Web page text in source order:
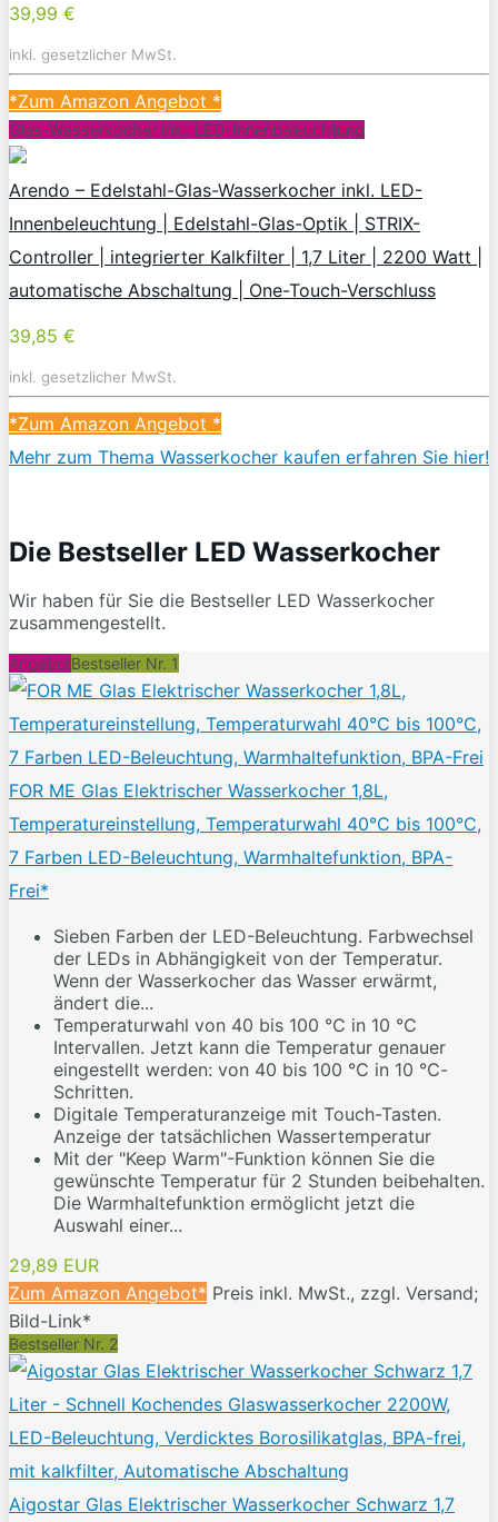
39,99 €
inkl. gesetzlicher MwSt.
*Zum Amazon Angebot *
Glas-Wasserkocher inkl. LED-Innenbeleuchtung
Arendo – Edelstahl-Glas-Wasserkocher inkl. LED-
Innenbeleuchtung | Edelstahl-Glas-Optik | STRIX-
Controller | integrierter Kalkfilter | 1,7 Liter | 2200 Watt |
automatische Abschaltung | One-Touch-Verschluss
39,85 €
inkl. gesetzlicher MwSt.
*Zum Amazon Angebot *
Mehr zum Thema Wasserkocher kaufen erfahren Sie hier!
Die Bestseller LED Wasserkocher
Wir haben für Sie die Bestseller LED Wasserkocher
zusammengestellt.
AngebotBestseller Nr. 1
FOR ME Glas Elektrischer Wasserkocher 1,8L,
Temperatureinstellung, Temperaturwahl 40°C bis 100°C,
7 Farben LED-Beleuchtung, Warmhaltefunktion, BPA-
Frei*
Sieben Farben der LED-Beleuchtung. Farbwechsel
der LEDs in Abhängigkeit von der Temperatur.
Wenn der Wasserkocher das Wasser erwärmt,
ändert die...
Temperaturwahl von 40 bis 100 ℃ in 10 ℃
Intervallen. Jetzt kann die Temperatur genauer
eingestellt werden: von 40 bis 100 ℃ in 10 ℃-
Schritten.
Digitale Temperaturanzeige mit Touch-Tasten.
Anzeige der tatsächlichen Wassertemperatur
Mit der "Keep Warm"-Funktion können Sie die
gewünschte Temperatur für 2 Stunden beibehalten.
Die Warmhaltefunktion ermöglicht jetzt die
Auswahl einer...
29,89 EUR
Zum Amazon Angebot* Preis inkl. MwSt., zzgl. Versand;
Bild-Link*
Bestseller Nr. 2
Aigostar Glas Elektrischer Wasserkocher Schwarz 1,7